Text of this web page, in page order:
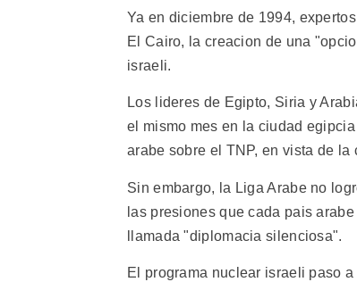
Ya en diciembre de 1994,
El Cairo, la creacion de una
israeli.
Los lideres de Egipto, Siria y
el mismo mes en la ciudad
arabe sobre el TNP, en vista de
Sin embargo, la Liga Arabe no
las presiones que cada pais
llamada "diplomacia silenciosa".
El programa nuclear israeli paso